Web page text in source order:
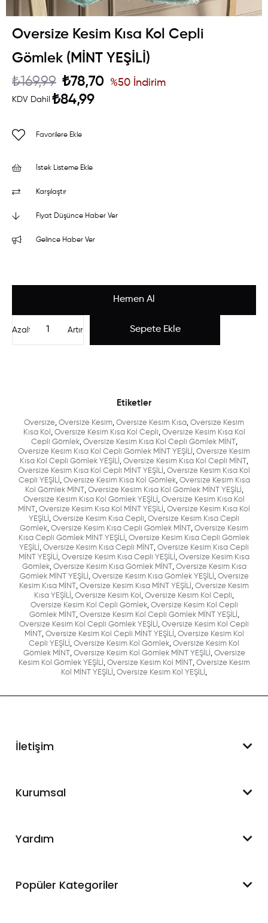
Oversize Kesim Kısa Kol Cepli
Gömlek (MİNT YEŞİLİ)
₺169,99 ₺78,70
KDV Dahil ₺84,99
%50 İndirim
Favorilere Ekle
İstek Listeme Ekle
Karşılaştır
Fiyat Düşünce Haber Ver
Gelince Haber Ver
Artır
Azalt
Etiketler
Oversize, Oversize Kesim, Oversize Kesim Kısa, Oversize Kesim
Kısa Kol , Oversize Kesim Kısa Kol Cepli, Oversize Kesim Kısa Kol
Cepli Gömlek, Oversize Kesim Kısa Kol Cepli Gömlek MİNT,
Oversize Kesim Kısa Kol Cepli Gömlek MİNT YEŞİLİ , Oversize Kesim
Kısa Kol Cepli Gömlek YEŞİLİ , Oversize Kesim Kısa Kol Cepli MİNT,
Oversize Kesim Kısa Kol Cepli MİNT YEŞİLİ , Oversize Kesim Kısa Kol
Cepli YEŞİLİ , Oversize Kesim Kısa Kol Gömlek, Oversize Kesim Kısa
Kol Gömlek MİNT, Oversize Kesim Kısa Kol Gömlek MİNT YEŞİLİ ,
Oversize Kesim Kısa Kol Gömlek YEŞİLİ , Oversize Kesim Kısa Kol
MİNT, Oversize Kesim Kısa Kol MİNT YEŞİLİ , Oversize Kesim Kısa Kol
YEŞİLİ , Oversize Kesim Kısa Cepli, Oversize Kesim Kısa Cepli
Gömlek, Oversize Kesim Kısa Cepli Gömlek MİNT, Oversize Kesim
Kısa Cepli Gömlek MİNT YEŞİLİ , Oversize Kesim Kısa Cepli Gömlek
YEŞİLİ , Oversize Kesim Kısa Cepli MİNT, Oversize Kesim Kısa Cepli
MİNT YEŞİLİ , Oversize Kesim Kısa Cepli YEŞİLİ , Oversize Kesim Kısa
Gömlek, Oversize Kesim Kısa Gömlek MİNT, Oversize Kesim Kısa
Gömlek MİNT YEŞİLİ , Oversize Kesim Kısa Gömlek YEŞİLİ , Oversize
Kesim Kısa MİNT, Oversize Kesim Kısa MİNT YEŞİLİ , Oversize Kesim
Kısa YEŞİLİ , Oversize Kesim Kol , Oversize Kesim Kol Cepli,
Oversize Kesim Kol Cepli Gömlek, Oversize Kesim Kol Cepli
Gömlek MİNT, Oversize Kesim Kol Cepli Gömlek MİNT YEŞİLİ ,
Oversize Kesim Kol Cepli Gömlek YEŞİLİ , Oversize Kesim Kol Cepli
MİNT, Oversize Kesim Kol Cepli MİNT YEŞİLİ , Oversize Kesim Kol
Cepli YEŞİLİ , Oversize Kesim Kol Gömlek, Oversize Kesim Kol
Gömlek MİNT, Oversize Kesim Kol Gömlek MİNT YEŞİLİ , Oversize
Kesim Kol Gömlek YEŞİLİ , Oversize Kesim Kol MİNT, Oversize Kesim
Kol MİNT YEŞİLİ , Oversize Kesim Kol YEŞİLİ ,
İletişim
WhatsApp Destek
Kurumsal
Hakkımızda
Blog
Yardım
Hesabım
Popüler Kategoriler